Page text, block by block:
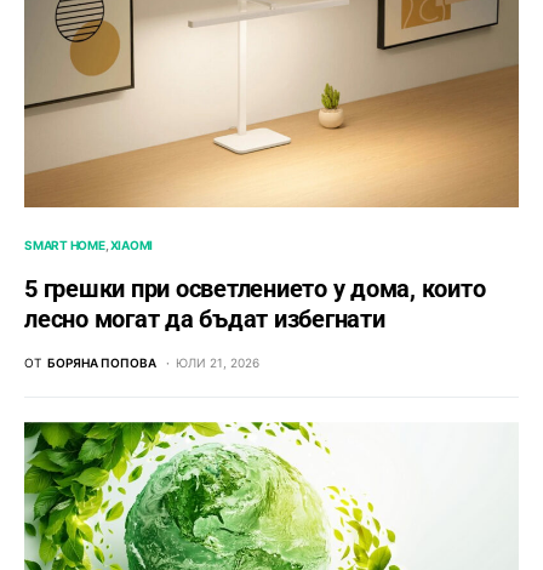
SMART HOME XIAOMI
5 грешки при осветлението у дома, които
лесно могат да бъдат избегнати
ОТ БОРЯНА ПОПОВА ЮЛИ 21, 2026